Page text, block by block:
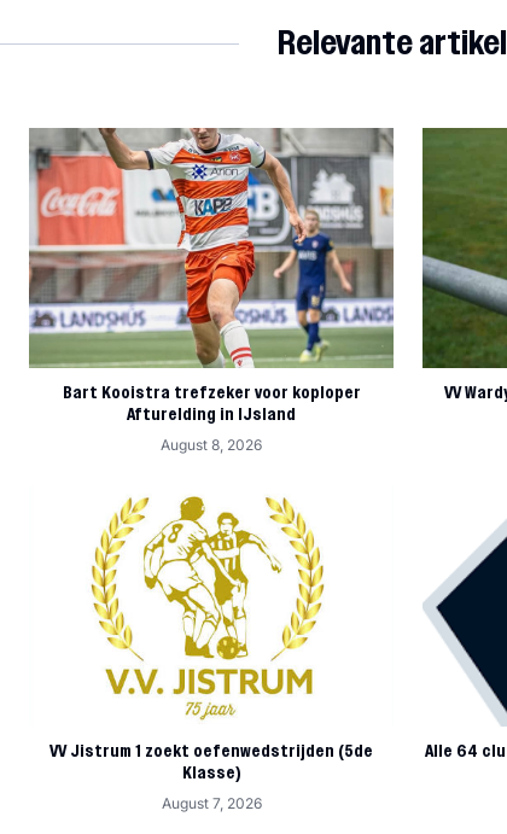
Relevante
Bart Kooistra trefzeker voor koploper
Afturelding in IJsland
August 8, 2026
VV
VV Jistrum 1 zoekt oefenwedstrijden (5de
Klasse)
August 7, 2026
Alle 64